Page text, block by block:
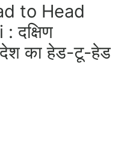
to Head
दक्षिण
का हेड-टू-हेड